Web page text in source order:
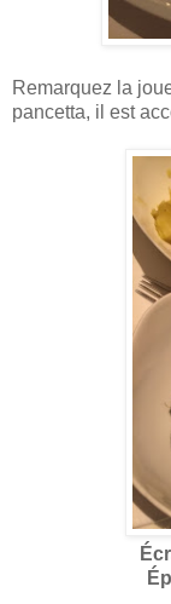
Remarquez la
pancetta, il est